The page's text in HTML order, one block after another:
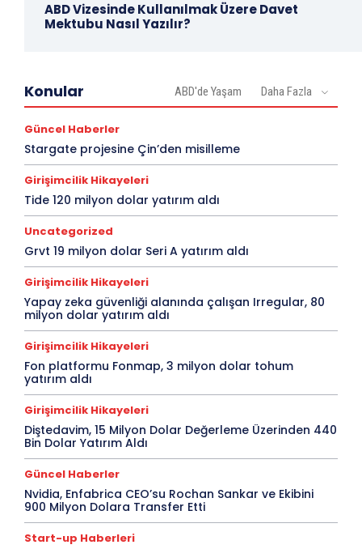
ABD Vizesinde Kullanılmak Üzere Davet
Mektubu Nasıl Yazılır?
Konular ABD'de Yaşam Daha Fazla
Güncel Haberler
Stargate projesine Çin’den misilleme
Girişimcilik Hikayeleri
Tide 120 milyon dolar yatırım aldı
Uncategorized
Grvt 19 milyon dolar Seri A yatırım aldı
Girişimcilik Hikayeleri
Yapay zeka güvenliği alanında çalışan Irregular, 80
milyon dolar yatırım aldı
Girişimcilik Hikayeleri
Fon platformu Fonmap, 3 milyon dolar tohum
yatırım aldı
Girişimcilik Hikayeleri
Diştedavim, 15 Milyon Dolar Değerleme Üzerinden 440
Bin Dolar Yatırım Aldı
Güncel Haberler
Nvidia, Enfabrica CEO’su Rochan Sankar ve Ekibini
900 Milyon Dolara Transfer Etti
Start-up Haberleri